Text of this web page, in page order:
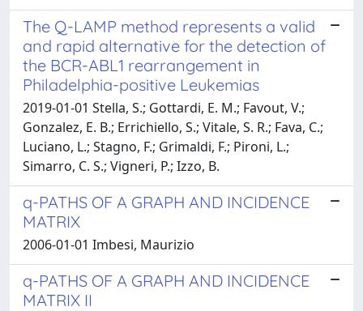
The Q-LAMP method represents a valid
and rapid alternative for the detection of
the BCR-ABL1 rearrangement in
Philadelphia-positive Leukemias
2019-01-01 Stella, S.; Gottardi, E. M.; Favout, V.;
Gonzalez, E. B.; Errichiello, S.; Vitale, S. R.; Fava, C.;
Luciano, L.; Stagno, F.; Grimaldi, F.; Pironi, L.;
Simarro, C. S.; Vigneri, P.; Izzo, B.
q-PATHS OF A GRAPH AND INCIDENCE
MATRIX
2006-01-01 Imbesi, Maurizio
q-PATHS OF A GRAPH AND INCIDENCE
MATRIX II